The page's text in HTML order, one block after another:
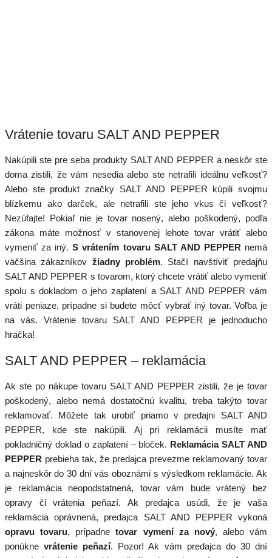
Vrátenie tovaru SALT AND PEPPER
Nakúpili ste pre seba produkty SALT AND PEPPER a neskôr ste
doma zistili, že vám nesedia alebo ste netrafili ideálnu veľkosť?
Alebo ste produkt značky SALT AND PEPPER kúpili svojmu
blízkemu ako darček, ale netrafili ste jeho vkus či veľkosť?
Nezúfajte! Pokiaľ nie je tovar nosený, alebo poškodený, podľa
zákona máte možnosť v stanovenej lehote tovar vrátiť alebo
vymeniť za iný.S vrátením tovaru SALT AND PEPPER nemá
väčšina zákazníkov žiadny problém. Stačí navštíviť predajňu
SALT AND PEPPER s tovarom, ktorý chcete vrátiť alebo vymeniť
spolu s dokladom o jeho zaplatení a SALT AND PEPPER vám
vráti peniaze, prípadne si budete môcť vybrať iný tovar. Voľba je
na vás. Vrátenie tovaru SALT AND PEPPER je jednoducho
hračka!
SALT AND PEPPER – reklamácia
Ak ste po nákupe tovaru SALT AND PEPPER zistili, že je tovar
poškodený, alebo nemá dostatočnú kvalitu, treba takýto tovar
reklamovať. Môžete tak urobiť priamo v predajni SALT AND
PEPPER, kde ste nakúpili. Aj pri reklamácii musíte mať
pokladničný doklad o zaplatení – bloček. Reklamácia SALT AND
PEPPER prebieha tak, že predajca prevezme reklamovaný tovar
a najneskôr do 30 dní vás oboznámi s výsledkom reklamácie. Ak
je reklamácia neopodstatnená, tovar vám bude vrátený bez
opravy či vrátenia peňazí. Ak predajca usúdi, že je vaša
reklamácia oprávnená, predajca SALT AND PEPPER vykoná
opravu tovaru, prípadnetovar vymení za nový, alebo vám
ponúknevrátenie peňazí. Pozor! Ak vám predajca do 30 dní